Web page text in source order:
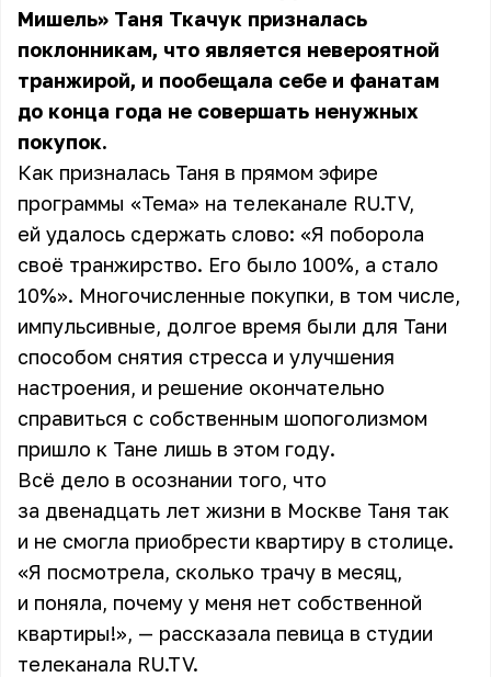
Мишель» Таня Ткачук призналась
поклонникам, что является невероятной
транжирой, и пообещала себе и фанатам
до конца года не совершать ненужных
покупок.
Как призналась Таня в прямом эфире
программы «Тема» на телеканале RU.TV,
ей удалось сдержать слово: «Я поборола
своё транжирство. Его было 100%, а стало
10%». Многочисленные покупки, в том числе,
импульсивные, долгое время были для Тани
способом снятия стресса и улучшения
настроения, и решение окончательно
справиться с собственным шопоголизмом
пришло к Тане лишь в этом году.
Всё дело в осознании того, что
за двенадцать лет жизни в Москве Таня так
и не смогла приобрести квартиру в столице.
«Я посмотрела, сколько трачу в месяц,
и поняла, почему у меня нет собственной
квартиры!», — рассказала певица в студии
телеканала RU.TV.